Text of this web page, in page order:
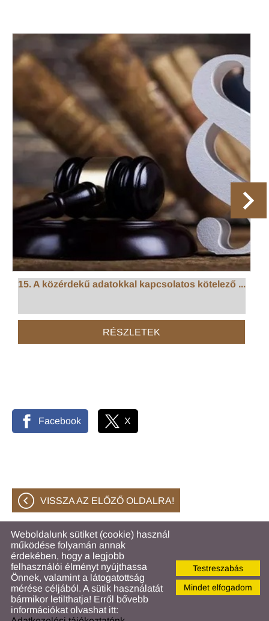
15. A közérdekű adatokkal kapcsolatos kötelező ...
RÉSZLETEK
Facebook X
VISSZA AZ ELŐZŐ OLDALRA!
© 2026 - Hahóti Közös Önkormányzati Hivatal
Oldal információklAdatkezelési tájékoztatól
ImpresszumlSütik kezeléseMindet elfogadom
Testreszabás
Weboldalunk sütiket (cookie) használ
működése folyamán annak
érdekében, hogy a legjobb
felhasználói élményt nyújthassa
Önnek, valamint a látogatottság
mérése céljából. A sütik használatát
bármikor letilthatja! Erről bővebb
információkat olvashat itt: